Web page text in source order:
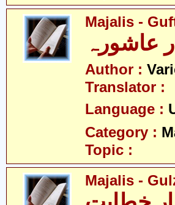
Majalis -
Author :
Translator :
Language :
Category :
Topic :
Majalis -